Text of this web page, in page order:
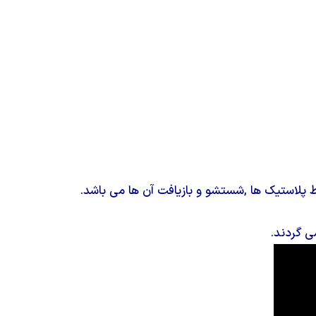
پلاستیک ها ,شستشو و بازیافت آن ها می باشد.
گردند.